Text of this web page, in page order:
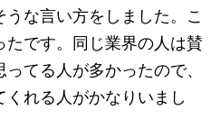
な言い方をしました。こ
です。同じ業界の人は賛
てる人が多かったので、
れる人がかなりいまし